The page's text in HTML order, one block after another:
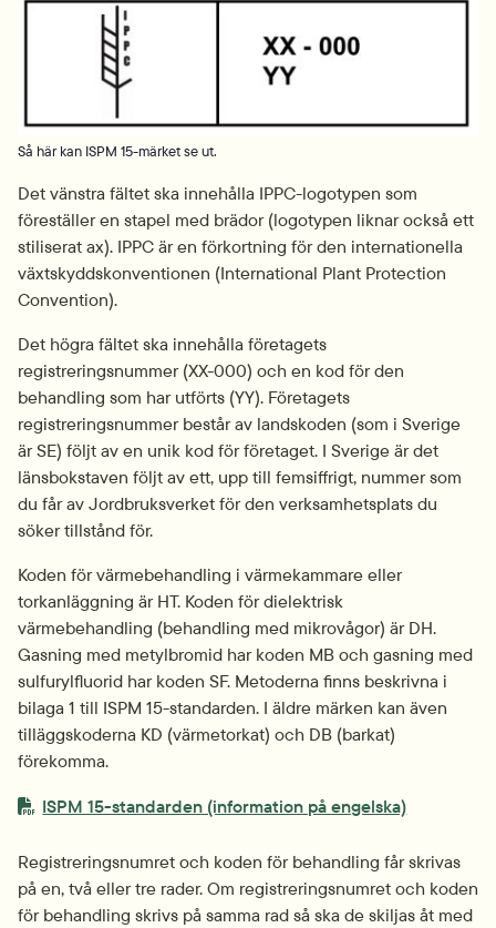
Så här kan ISPM 15-märket se ut.
Det vänstra fältet ska innehålla IPPC-logotypen som
föreställer en stapel med brädor (logotypen liknar också ett
stiliserat ax). IPPC är en förkortning för den internationella
växtskydds­konventionen (International Plant Protection
Convention).
Det högra fältet ska innehålla företagets
registreringsnummer (XX-000) och en kod för den
behandling som har utförts (YY). Företagets
registreringsnummer består av landskoden (som i Sverige
är SE) följt av en unik kod för företaget. I Sverige är det
länsbokstaven följt av ett, upp till femsiffrigt, nummer som
du får av Jordbruksverket för den verksamhet­s­plats du
söker tillstånd för.
Koden för värmebehandling i värmekammare eller
torkanläggning är HT. Koden för dielektrisk
värmebehandling (behandling med mikrovågor) är DH.
Gasning med metylbromid har koden MB och gasning med
sulfurylfluorid har koden SF. Metoderna finns beskrivna i
bilaga 1 till ISPM 15-standarden. I äldre märken kan även
tilläggskoderna KD (värmetorkat) och DB (barkat)
förekomma.
PDF-fil.
ISPM 15-standarden (information på engelska)
Registreringsnumret och koden för behandling får skrivas
på en, två eller tre rader. Om registreringsnumret och koden
för behandling skrivs på samma rad så ska de skiljas åt med